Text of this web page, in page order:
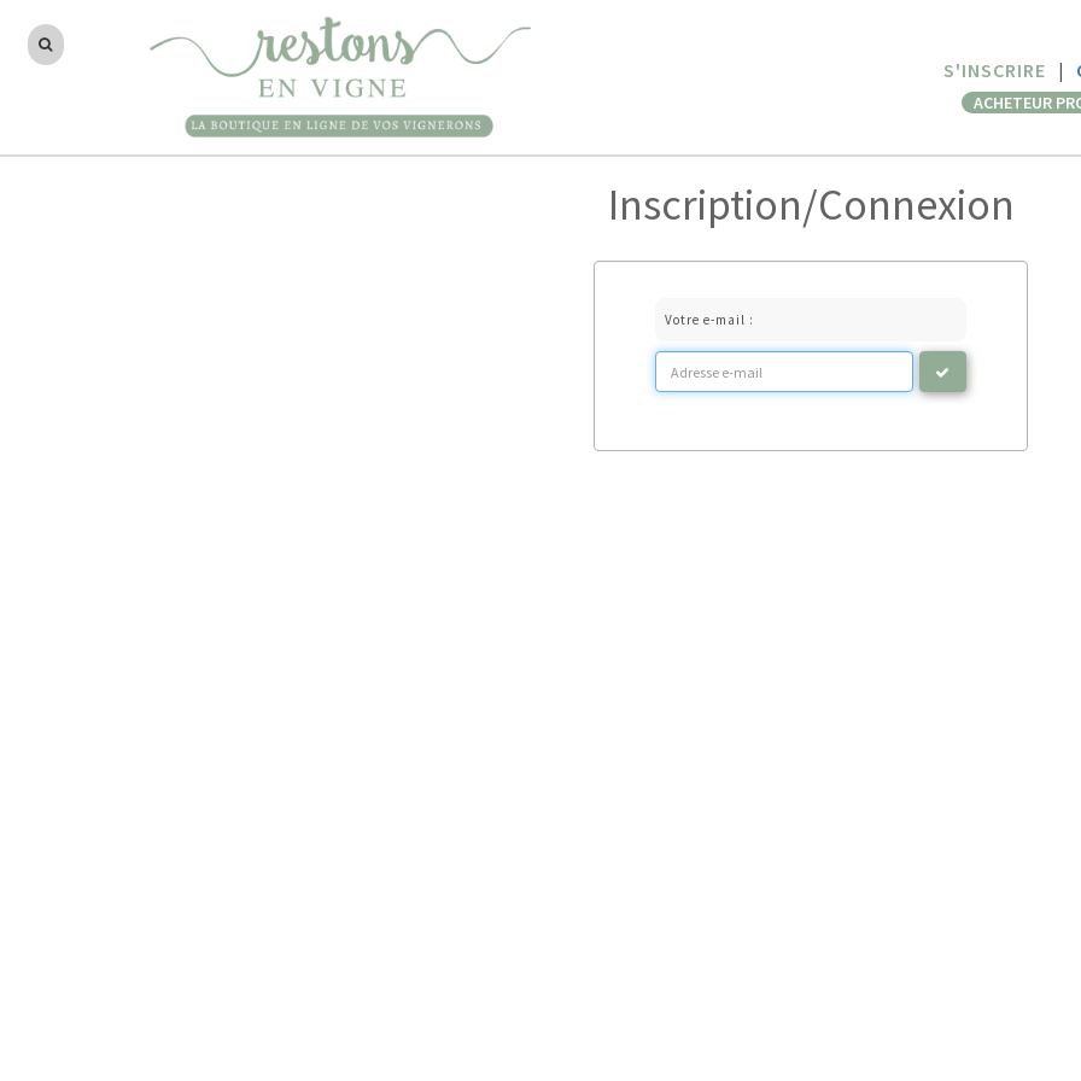
S'INSCRIRE |
ACHETEUR
Inscription/Connexion
Votre e-mail :